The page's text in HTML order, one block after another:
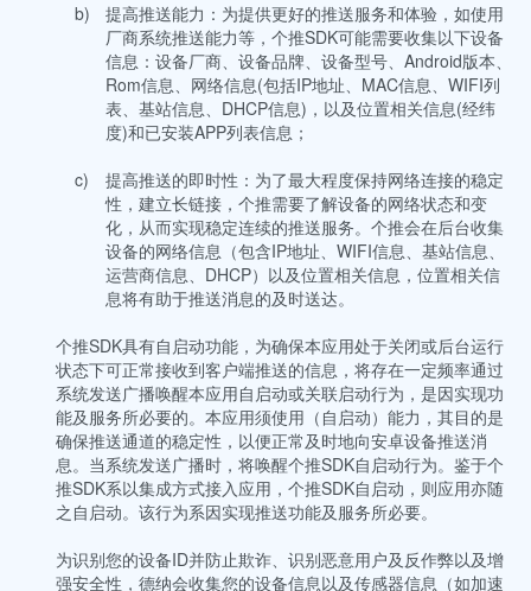
b)提高推送能力：为提供更好的推送服务和体验，如使用
厂商系统推送能力等，个推SDK可能需要收集以下设备
信息：设备厂商、设备品牌、设备型号、Android版本、
Rom信息、网络信息(包括IP地址、MAC信息、WIFI列
表、基站信息、DHCP信息)，以及位置相关信息(经纬
度)和已安装APP列表信息；
c)提高推送的即时性：为了最大程度保持网络连接的稳定
性，建立长链接，个推需要了解设备的网络状态和变
化，从而实现稳定连续的推送服务。个推会在后台收集
设备的网络信息（包含IP地址、WIFI信息、基站信息、
运营商信息、DHCP）以及位置相关信息，位置相关信
息将有助于推送消息的及时送达。
个推SDK具有自启动功能，为确保本应用处于关闭或后台运行
状态下可正常接收到客户端推送的信息，将存在一定频率通过
系统发送广播唤醒本应用自启动或关联启动行为，是因实现功
能及服务所必要的。本应用须使用（自启动）能力，其目的是
确保推送通道的稳定性，以便正常及时地向安卓设备推送消
息。当系统发送广播时，将唤醒个推SDK自启动行为。鉴于个
推SDK系以集成方式接入应用，个推SDK自启动，则应用亦随
之自启动。该行为系因实现推送功能及服务所必要。
为识别您的设备ID并防止欺诈、识别恶意用户及反作弊以及增
强安全性，德纳会收集您的设备信息以及传感器信息（如加速